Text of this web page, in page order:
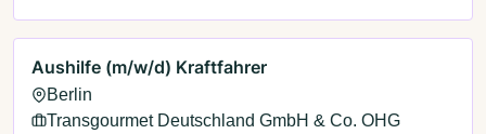
Aushilfe (m/w/d) Kraftfahrer
Berlin
Transgourmet Deutschland GmbH & Co. OHG